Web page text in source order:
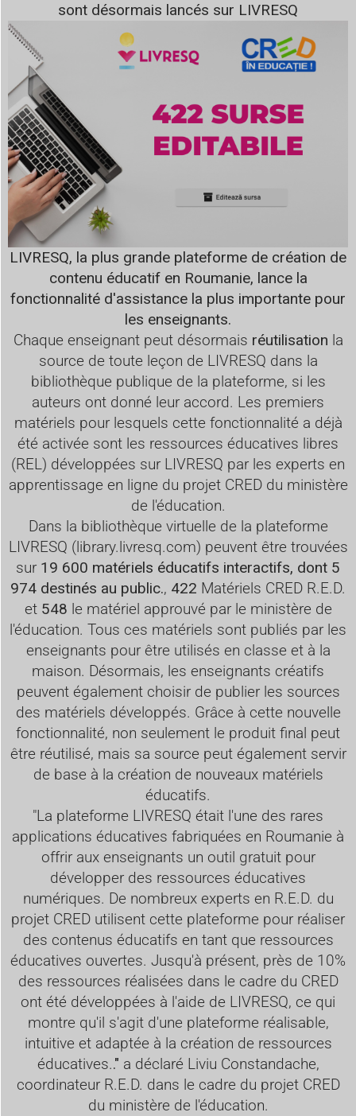
sont désormais lancés sur LIVRESQ
LIVRESQ, la plus grande plateforme de création de
contenu éducatif en Roumanie, lance la
fonctionnalité d'assistance la plus importante pour
les enseignants.
Chaque enseignant peut désormais réutilisation la
source de toute leçon de LIVRESQ dans la
bibliothèque publique de la plateforme, si les
auteurs ont donné leur accord. Les premiers
matériels pour lesquels cette fonctionnalité a déjà
été activée sont les ressources éducatives libres
(REL) développées sur LIVRESQ par les experts en
apprentissage en ligne du projet CRED du ministère
de l'éducation.
Dans la bibliothèque virtuelle de la plateforme
LIVRESQ (library.livresq.com) peuvent être trouvées
sur 19 600 matériels éducatifs interactifs, dont 5
974 destinés au public., 422 Matériels CRED R.E.D.
et 548 le matériel approuvé par le ministère de
l'éducation. Tous ces matériels sont publiés par les
enseignants pour être utilisés en classe et à la
maison. Désormais, les enseignants créatifs
peuvent également choisir de publier les sources
des matériels développés. Grâce à cette nouvelle
fonctionnalité, non seulement le produit final peut
être réutilisé, mais sa source peut également servir
de base à la création de nouveaux matériels
éducatifs.
"La plateforme LIVRESQ était l'une des rares
applications éducatives fabriquées en Roumanie à
offrir aux enseignants un outil gratuit pour
développer des ressources éducatives
numériques. De nombreux experts en R.E.D. du
projet CRED utilisent cette plateforme pour réaliser
des contenus éducatifs en tant que ressources
éducatives ouvertes. Jusqu'à présent, près de 10%
des ressources réalisées dans le cadre du CRED
ont été développées à l'aide de LIVRESQ, ce qui
montre qu'il s'agit d'une plateforme réalisable,
intuitive et adaptée à la création de ressources
éducatives.." a déclaré Liviu Constandache,
coordinateur R.E.D. dans le cadre du projet CRED
du ministère de l'éducation.